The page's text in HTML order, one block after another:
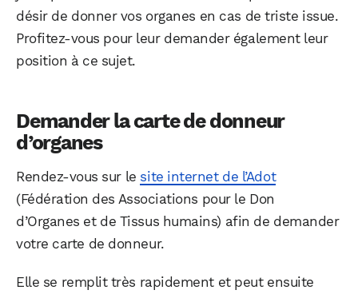
désir de donner vos organes en cas de triste issue.
Profitez-vous pour leur demander également leur
position à ce sujet.
Demander la carte de donneur
d’organes
Rendez-vous sur le site internet de l’Adot
(Fédération des Associations pour le Don
d’Organes et de Tissus humains) afin de demander
votre carte de donneur.
Elle se remplit très rapidement et peut ensuite